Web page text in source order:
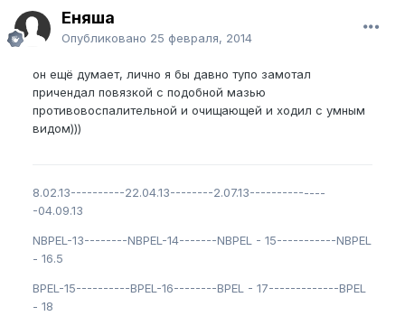
Еняша
Опубликовано 25 февраля, 2014
он ещё думает, лично я бы давно тупо замотал
причендал повязкой с подобной мазью
противовоспалительной и очищающей и ходил с умным
видом)))
8.02.13----------22.04.13--------2.07.13--------------
-04.09.13
NBPEL-13--------NBPEL-14-------NBPEL - 15-----------NBPEL
- 16.5
BPEL-15----------BPEL-16--------BPEL - 17-------------BPEL
- 18